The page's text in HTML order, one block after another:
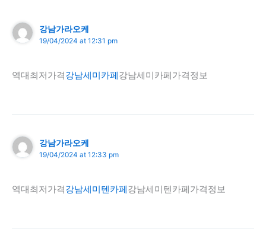
강남가라오케
19/04/2024 at 12:31 pm
역대최저가격강남세미카페강남세미카페가격정보
강남가라오케
19/04/2024 at 12:33 pm
역대최저가격강남세미텐카페 강남세미텐카페가격정보